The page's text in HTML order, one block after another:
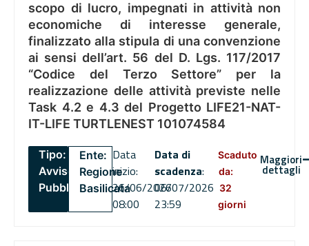
scopo di lucro, impegnati in attività non
economiche di interesse generale,
finalizzato alla stipula di una convenzione
ai sensi dell’art. 56 del D. Lgs. 117/2017
“Codice del Terzo Settore” per la
realizzazione delle attività previste nelle
Task 4.2 e 4.3 del Progetto LIFE21-NAT-
IT-LIFE TURTLENEST 101074584
Tipo:
Avviso
Pubblico
Ente:
Regione
Basilicata
Data
inizio:
26/06/2026
08:00
Data di
scadenza:
06/07/2026
23:59
Scaduto
da:
32
giorni
Maggiori
dettagli